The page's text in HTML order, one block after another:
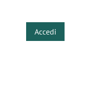
Accedi